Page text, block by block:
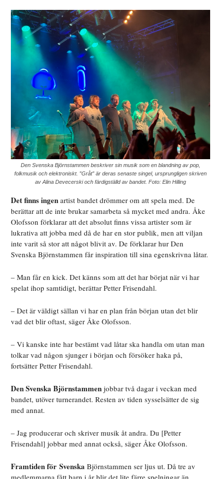
Den Svenska Björnstammen beskriver sin musik som en blandning av pop,
folkmusik och elektroniskt. ”Gråt” är deras senaste singel, ursprungligen skriven
av Alina Devecerski och färdigställd av bandet. Foto: Elin Hilling
Det finns ingen artist bandet drömmer om att spela med. De
berättar att de inte brukar samarbeta så mycket med andra. Åke
Olofsson förklarar att det absolut finns vissa artister som är
lukrativa att jobba med då de har en stor publik, men att viljan
inte varit så stor att något blivit av. De förklarar hur Den
Svenska Björnstammen får inspiration till sina egenskrivna låtar.
– Man får en kick. Det känns som att det har börjat när vi har
spelat ihop samtidigt, berättar Petter Frisendahl.
– Det är väldigt sällan vi har en plan från början utan det blir
vad det blir oftast, säger Åke Olofsson.
– Vi kanske inte har bestämt vad låtar ska handla om utan man
tolkar vad någon sjunger i början och försöker haka på,
fortsätter Petter Frisendahl.
Den Svenska Björnstammen jobbar två dagar i veckan med
bandet, utöver turnerandet. Resten av tiden sysselsätter de sig
med annat.
– Jag producerar och skriver musik åt andra. Du [Petter
Frisendahl] jobbar med annat också, säger Åke Olofsson.
Framtiden för Svenska Björnstammen ser ljus ut. Då tre av
medlemmarna fått barn i år blir det lite färre spelningar än